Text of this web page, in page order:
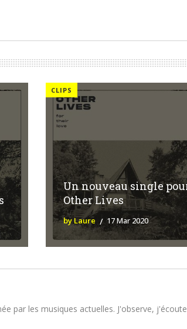
CLIPS
Un nouveau single
Other Lives
by Laure 17 Mar 2020
par les musiques actuelles. J'observe,